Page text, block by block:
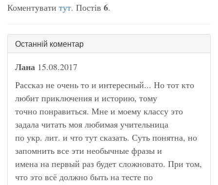
Коментувати тут. Постів 6.
Останній коментар
Лана 15.08.2017
Рассказ не очень то и интересный... Но тот кто
любит приключения и историю, тому
точно понравиться. Мне и моему классу это
задала читать моя любимая учительница
по укр. лит. и что тут сказать. Суть понятна, но
запомнить все эти необычные фразы и
имена на первый раз будет сложновато. При том,
что это всё должно быть на тесте по